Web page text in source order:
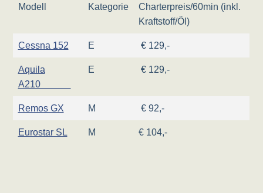
Modell Kategorie
Charterpreis/60min (inkl.
Kraftstoff/Öl)
Cessna 152 E € 129,-
Aquila
A210
E € 129,-
Remos GX M € 92,-
Eurostar SL M € 104,-